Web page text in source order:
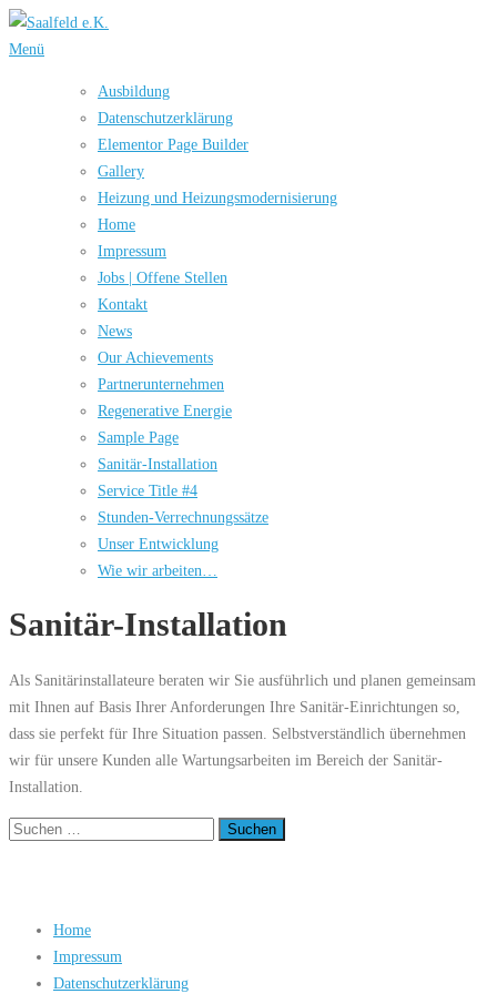
Zum
Inhalt
Menü
Ausbildung
Datenschutzerklärung
Elementor Page Builder
Gallery
Heizung und Hei­zungs­mo­der­ni­sie­rung
Home
Impressum
Jobs | Offene Stellen
Kontakt
News
Our Achievements
Partnerunternehmen
Rege­nera­tive Ener­gie
Sample Page
Sanitär-Installation
Service Title #4
Stunden-Verrechnungssätze
Unser Entwicklung
Wie wir arbeiten…
Sanitär-Installation
Als Sanitärinstallateure bera­ten wir Sie aus­führ­lich und pla­nen ge­mein­sam
mit Ihnen auf Basis Ihrer Anforderungen Ihre Sanitär-Einrichtungen so,
dass sie per­fekt für Ihre Situation passen. Selbstverständlich übernehmen
wir für unsere Kunden alle Wartungsarbeiten im Bereich der Sanitär-
Installation.
Suchen
Home
Impressum
Datenschutzerklärung